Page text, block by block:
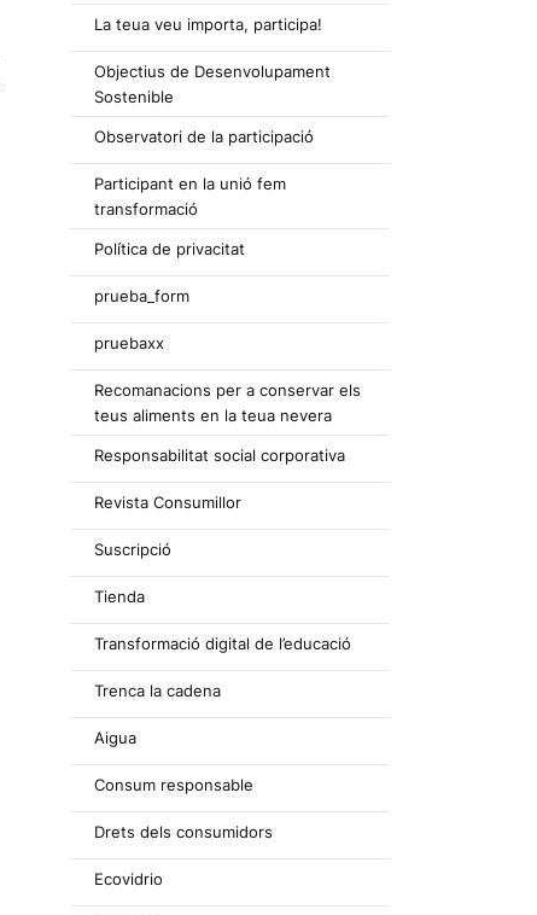
La teua veu importa, participa!
Objectius de Desenvolupament
Sostenible
Observatori de la participació
Participant en la unió fem
transformació
Política de privacitat
prueba_form
pruebaxx
Recomanacions per a conservar els
teus aliments en la teua nevera
Responsabilitat social corporativa
Revista Consumillor
Suscripció
Tienda
Transformació digital de l’educació
Trenca la cadena
Aigua
Consum responsable
Drets dels consumidors
Ecovidrio